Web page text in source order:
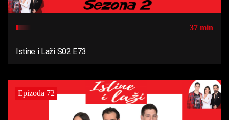
37 min
Istine i Laži S02 E73
Epizoda 72